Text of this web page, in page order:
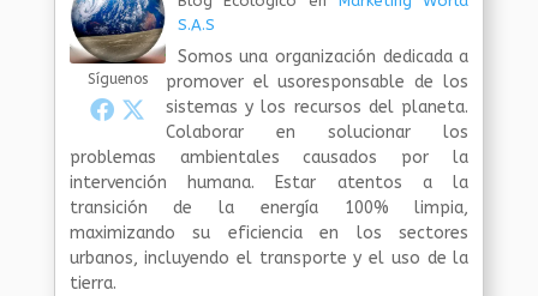
Síguenos
S.A.S
Somos una organización dedicada a
promover el usoresponsable de los
sistemas y los recursos del planeta.
Colaborar en solucionar los
problemas ambientales causados por la
intervención humana. Estar atentos a la
transición de la energía 100% limpia,
maximizando su eficiencia en los sectores
urbanos, incluyendo el transporte y el uso de la
tierra.